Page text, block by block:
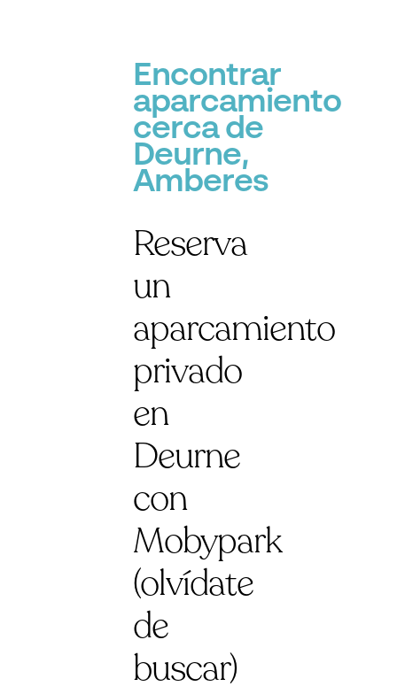
Encontrar
aparcamiento
cerca de
Deurne,
Amberes
Reserva
un
aparcamiento
privado
en
Deurne
con
Mobypark
(olvídate
de
buscar)